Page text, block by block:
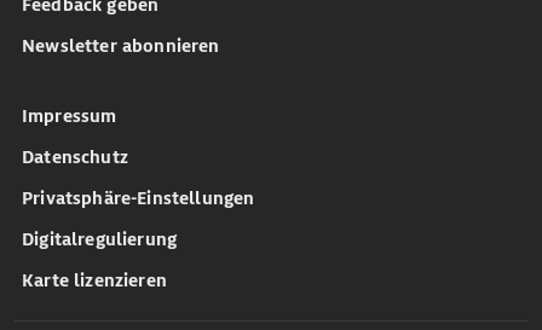
Feedback geben
Newsletter abonnieren
Impressum
Datenschutz
Privatsphäre-Einstellungen
Digitalregulierung
Karte lizenzieren